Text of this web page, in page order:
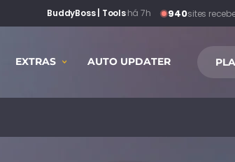
940sites
BuddyBoss | Tools·há 7h
EXTRAS AUTO UPDATER